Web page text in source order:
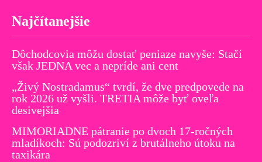
Najčítanejšie
Dôchodcovia môžu dostať peniaze navyše: Stačí
však JEDNA vec a nepríde ani cent
„Živý Nostradamus“ tvrdí, že dve predpovede na
rok 2026 už vyšli. TRETIA môže byť oveľa
desivejšia
MIMORIADNE pátranie po dvoch 17-ročných
mladíkoch: Sú podozriví z brutálneho útoku na
taxikára